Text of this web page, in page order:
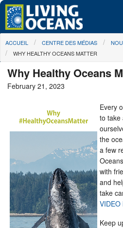
Skip to main content
À propos de nous
Centre des Médias
Passez à l'action
You are here
ACCUEIL CENTRE DES MÉDIAS
WHY HEALTHY OCEANS MATTER
Why Healthy Oceans
February 21, 2023
Every
to take
the
a few
with
and
take
VIDEO
Keep